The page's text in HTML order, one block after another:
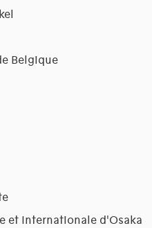
Belgique
et Internationale d'Osaka